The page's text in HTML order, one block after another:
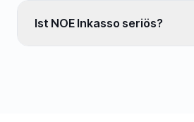
Ist NOE Inkasso seriös?